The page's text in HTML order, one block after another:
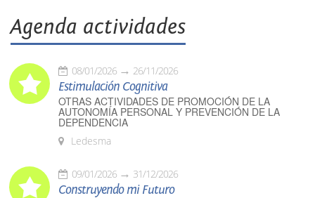
Agenda actividades
08/01/2026 26/11/2026
Estimulación Cognitiva
OTRAS ACTIVIDADES DE PROMOCIÓN DE LA
AUTONOMÍA PERSONAL Y PREVENCIÓN DE LA
DEPENDENCIA
Ledesma
09/01/2026 31/12/2026
Construyendo mi Futuro